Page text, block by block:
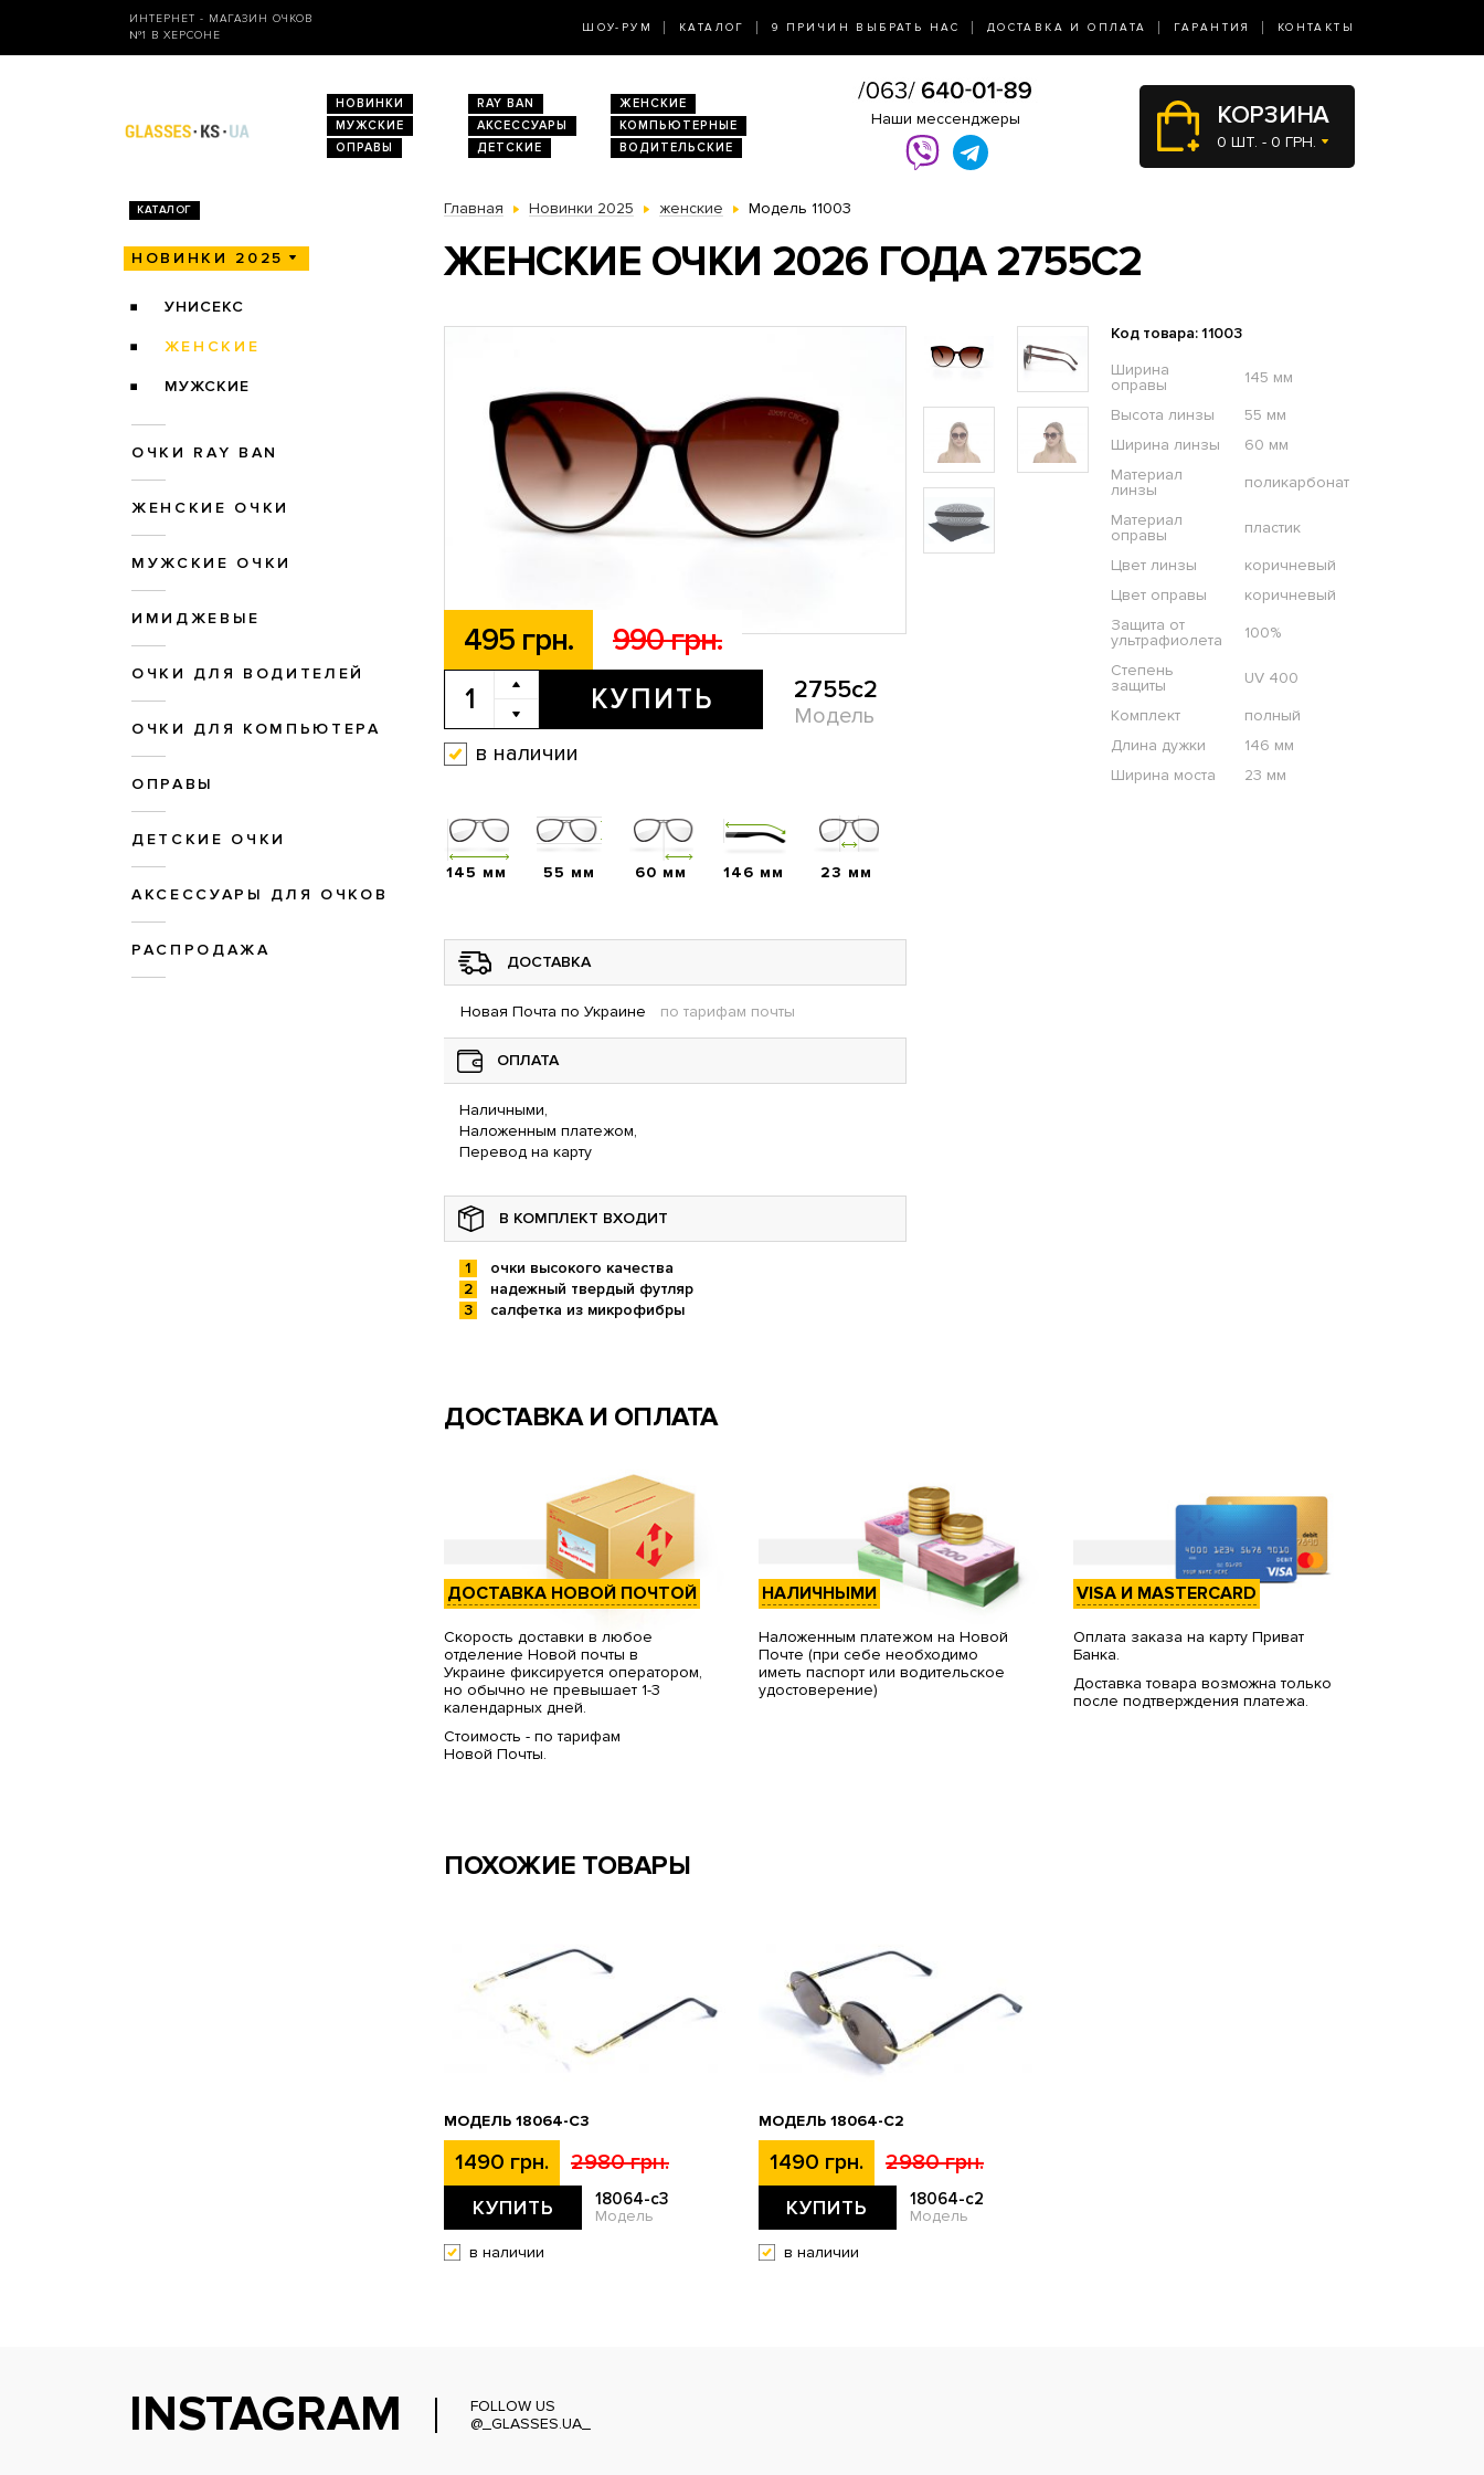
ИНТЕРНЕТ - МАГАЗИН ОЧКОВ
№1 В ХЕРСОНЕ
ШОУ-РУМ КАТАЛОГ 9 ПРИЧИН ВЫБРАТЬ НАС ДОСТАВКА И ОПЛАТА ГАРАНТИЯ КОНТАКТЫ
НОВИНКИ RAY BAN
ЖЕНСКИЕ
МУЖСКИЕ
АКСЕССУАРЫ
КОМПЬЮТЕРНЫЕ
ОПРАВЫ
ДЕТСКИЕ ВОДИТЕЛЬСКИЕ
Наши мессенджеры КОРЗИНА
0 ШТ. - 0 ГРН.
КАТАЛОГ
НОВИНКИ 2025
УНИСЕКС
ЖЕНСКИЕ
МУЖСКИЕ
ОЧКИ RAY BAN
ЖЕНСКИЕ ОЧКИ
МУЖСКИЕ ОЧКИ
ИМИДЖЕВЫЕ
ОЧКИ ДЛЯ ВОДИТЕЛЕЙ
ОЧКИ ДЛЯ КОМПЬЮТЕРА
ОПРАВЫ
ДЕТСКИЕ ОЧКИ
АКСЕССУАРЫ ДЛЯ ОЧКОВ
РАСПРОДАЖА
Главная Новинки 2025 женские Модель 11003
ЖЕНСКИЕ ОЧКИ 2026 ГОДА 2755C2
495 грн. 990 грн.
КУПИТЬ 2755c2
Модель
в наличии
Код товара: 11003
Ширина
оправы
145 мм
Высота линзы
55 мм
Ширина линзы
60 мм
Материал
линзы
поликарбонат
Материал
оправы
пластик
Цвет линзы
коричневый
Цвет оправы
коричневый
Защита от
ультрафиолета
100%
Степень
защиты
UV 400
Комплект
полный
Длина дужки
146 мм
Ширина моста
23 мм
145 мм 55 мм 60 мм 146 мм 23 мм
ДОСТАВКА
Новая Почта по Украине по тарифам почты
ОПЛАТА
Наличными,
Наложенным платежом,
Перевод на карту
В КОМПЛЕКТ ВХОДИТ
очки высокого качества
надежный твердый футляр
салфетка из микрофибры
ДОСТАВКА И ОПЛАТА
ДОСТАВКА НОВОЙ ПОЧТОЙ
Скорость доставки в любое
отделение Новой почты в
Украине фиксируется оператором,
но обычно не превышает 1-3
календарных дней.
Стоимость - по тарифам
Новой Почты.
НАЛИЧНЫМИ
Наложенным платежом на Новой
Почте (при себе необходимо
иметь паспорт или водительское
удостоверение)
VISA И MASTERCARD
Оплата заказа на карту Приват
Банка.
Доставка товара возможна только
после подтверждения платежа.
ПОХОЖИЕ ТОВАРЫ
МОДЕЛЬ 18064-C3
1490 грн. 2980 грн.
КУПИТЬ 18064-c3
Модель
в наличии
МОДЕЛЬ 18064-C2
1490 грн. 2980 грн.
КУПИТЬ 18064-c2
Модель
в наличии
INSTAGRAM
FOLLOW US
@_GLASSES.UA_